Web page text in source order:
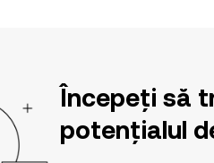
Începeți să
potențialul